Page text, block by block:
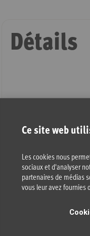
Ce site web
Les cookies nous
sociaux et d'analyser
partenaires de médias
vous leur avez fournies
Détails